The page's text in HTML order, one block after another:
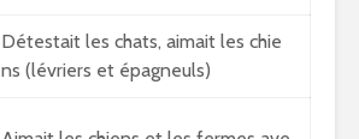
Détestait les chats, aimait les chie
ns (lévriers et épagneuls)